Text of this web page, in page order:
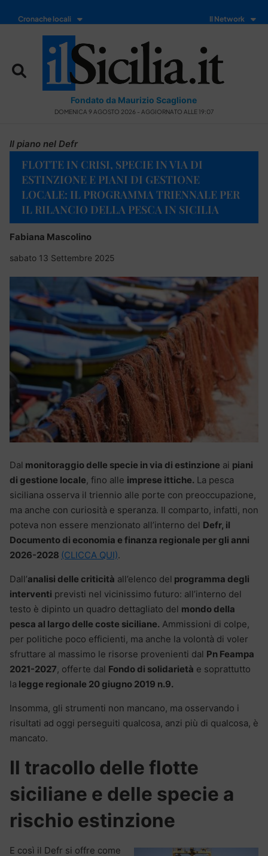
Cronache locali Il Network
Fondato da Maurizio Scaglione
DOMENICA 9 AGOSTO 2026 - AGGIORNATO ALLE 19:07
Il piano nel Defr
FLOTTE IN CRISI, SPECIE IN VIA DI
ESTINZIONE E PIANI DI GESTIONE
LOCALE: IL PROGRAMMA TRIENNALE PER
IL RILANCIO DELLA PESCA IN SICILIA
Fabiana Mascolino
sabato 13 Settembre 2025
Dal monitoraggio delle specie in via di estinzione ai piani
di gestione locale, fino alle imprese ittiche. La pesca
siciliana osserva il triennio alle porte con preoccupazione,
ma anche con curiosità e speranza. Il comparto, infatti, non
poteva non essere menzionato all’interno del Defr, il
Documento di economia e finanza regionale per gli anni
2026-2028 (CLICCA QUI).
Dall’analisi delle criticità all’elenco del programma degli
interventi previsti nel vicinissimo futuro: all’interno del
testo è dipinto un quadro dettagliato del mondo della
pesca al largo delle coste siciliane. Ammissioni di colpe,
per politiche poco efficienti, ma anche la volontà di voler
sfruttare al massimo le risorse provenienti dal Pn Feampa
2021-2027, offerte dal Fondo di solidarietà e soprattutto
la legge regionale 20 giugno 2019 n.9.
Insomma, gli strumenti non mancano, ma osservando i
risultati ad oggi perseguiti qualcosa, anzi più di qualcosa, è
mancato.
Il tracollo delle flotte
siciliane e delle specie a
rischio estinzione
E così il Defr si offre come